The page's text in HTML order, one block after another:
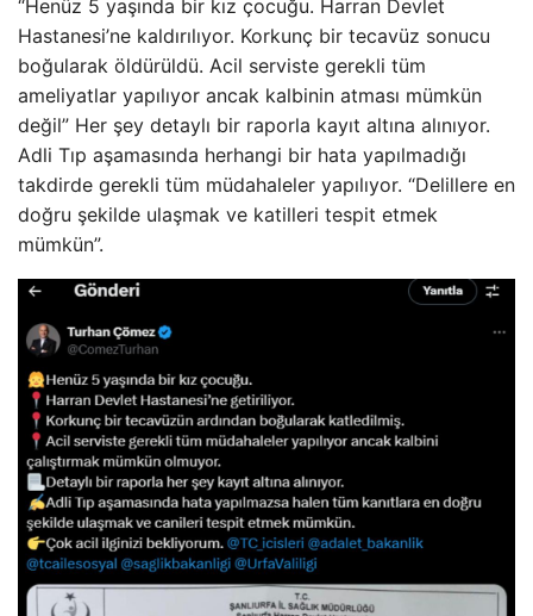
“Henüz 5 yaşında bir kız çocuğu. Harran Devlet
Hastanesi’ne kaldırılıyor. Korkunç bir tecavüz sonucu
boğularak öldürüldü. Acil serviste gerekli tüm
ameliyatlar yapılıyor ancak kalbinin atması mümkün
değil” Her şey detaylı bir raporla kayıt altına alınıyor.
Adli Tıp aşamasında herhangi bir hata yapılmadığı
takdirde gerekli tüm müdahaleler yapılıyor. “Delillere en
doğru şekilde ulaşmak ve katilleri tespit etmek
mümkün”.